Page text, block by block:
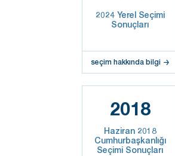
2024 Yerel Seçimi
Sonuçları
seçim hakkında bilgi
2018
Haziran 2018
Cumhurbaşkanlığı
Seçimi Sonuçları